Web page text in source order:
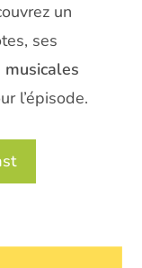
un
ses
musicales
l’épisode.